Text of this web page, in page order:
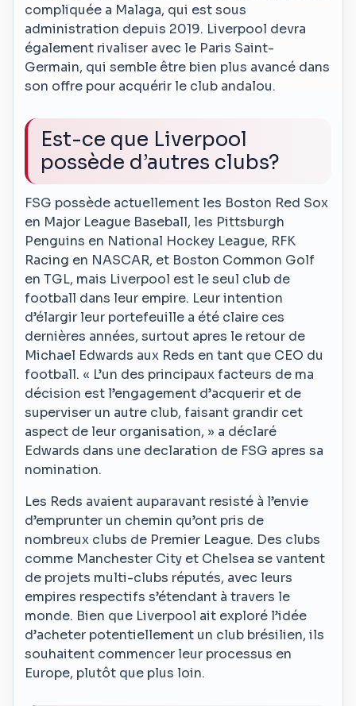
compliquée a Malaga, qui est sous
administration depuis 2019. Liverpool devra
également rivaliser avec le Paris Saint-
Germain, qui semble être bien plus avancé dans
son offre pour acquérir le club andalou.
Est-ce que Liverpool
possède d’autres clubs?
FSG possède actuellement les Boston Red Sox
en Major League Baseball, les Pittsburgh
Penguins en National Hockey League, RFK
Racing en NASCAR, et Boston Common Golf
en TGL, mais Liverpool est le seul club de
football dans leur empire. Leur intention
d’élargir leur portefeuille a été claire ces
dernières années, surtout apres le retour de
Michael Edwards aux Reds en tant que CEO du
football. « L’un des principaux facteurs de ma
décision est l’engagement d’acquerir et de
superviser un autre club, faisant grandir cet
aspect de leur organisation, » a déclaré
Edwards dans une declaration de FSG apres sa
nomination.
Les Reds avaient auparavant resisté à l’envie
d’emprunter un chemin qu’ont pris de
nombreux clubs de Premier League. Des clubs
comme Manchester City et Chelsea se vantent
de projets multi-clubs réputés, avec leurs
empires respectifs s’étendant à travers le
monde. Bien que Liverpool ait exploré l’idée
d’acheter potentiellement un club brésilien, ils
souhaitent commencer leur processus en
Europe, plutôt que plus loin.